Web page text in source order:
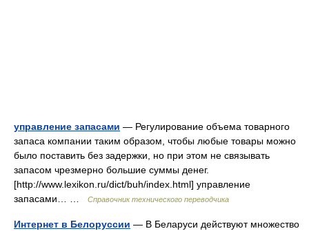
управление запасами — Регулирование объема товарного
запаса компании таким образом, чтобы любые товары можно
было поставить без задержки, но при этом не связывать
запасом чрезмерно большие суммы денег.
[http://www.lexikon.ru/dict/buh/index.html] управление
запасами… …
Справочник технического переводчика
Интернет в Белоруссии — В Беларуси действуют множество